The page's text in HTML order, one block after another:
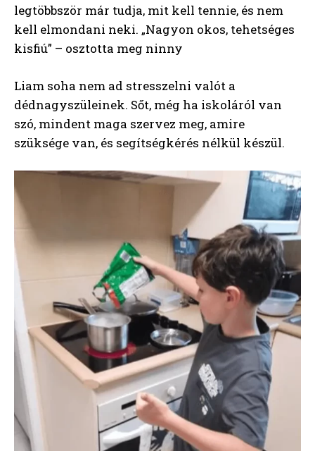
legtöbbször már tudja, mit kell tennie, és nem
kell elmondani neki. „Nagyon okos, tehetséges
kisfiú” – osztotta meg ninny
Liam soha nem ad stresszelni valót a
dédnagyszüleinek. Sőt, még ha iskoláról van
szó, mindent maga szervez meg, amire
szüksége van, és segítségkérés nélkül készül.